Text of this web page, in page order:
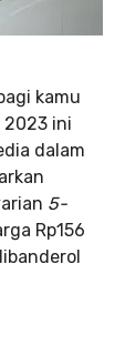
kamu
ini
dalam
5-
Rp156